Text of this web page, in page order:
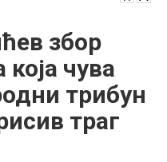
збор
чува
трибун
траг